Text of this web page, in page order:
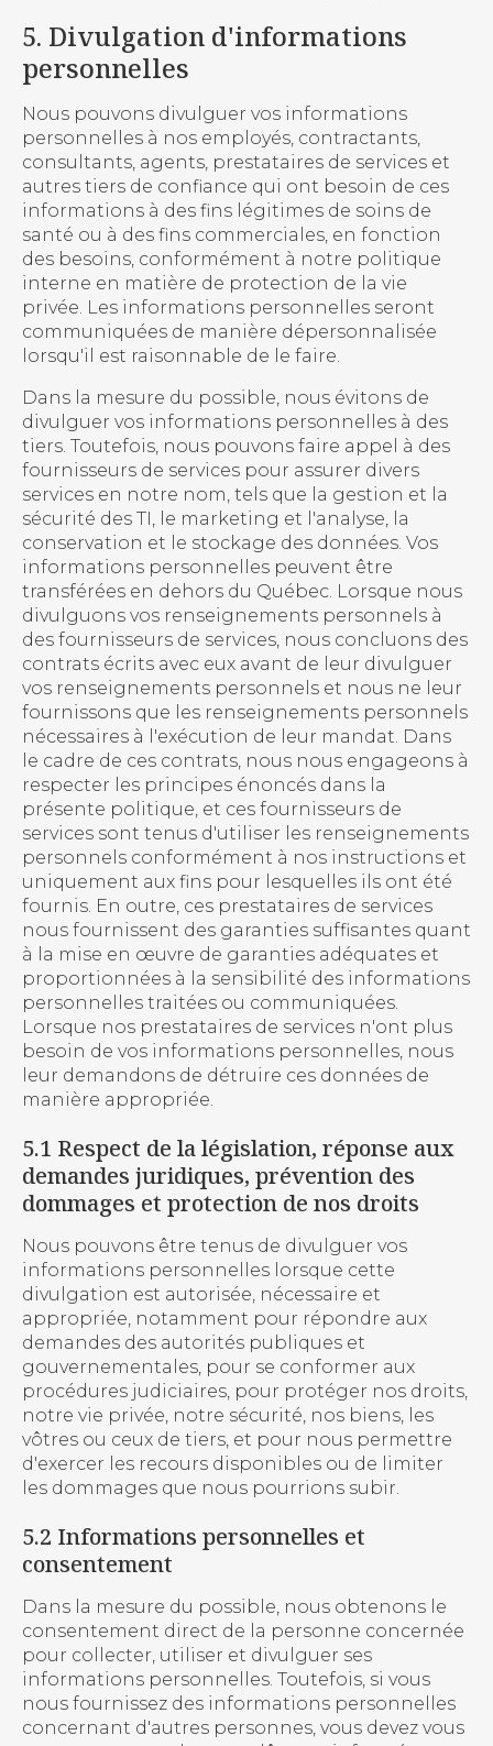
5. Divulgation d'informations
personnelles
Nous pouvons divulguer vos informations
personnelles à nos employés, contractants,
consultants, agents, prestataires de services et
autres tiers de confiance qui ont besoin de ces
informations à des fins légitimes de soins de
santé ou à des fins commerciales, en fonction
des besoins, conformément à notre politique
interne en matière de protection de la vie
privée. Les informations personnelles seront
communiquées de manière dépersonnalisée
lorsqu'il est raisonnable de le faire.
Dans la mesure du possible, nous évitons de
divulguer vos informations personnelles à des
tiers. Toutefois, nous pouvons faire appel à des
fournisseurs de services pour assurer divers
services en notre nom, tels que la gestion et la
sécurité des TI, le marketing et l'analyse, la
conservation et le stockage des données. Vos
informations personnelles peuvent être
transférées en dehors du Québec. Lorsque nous
divulguons vos renseignements personnels à
des fournisseurs de services, nous concluons des
contrats écrits avec eux avant de leur divulguer
vos renseignements personnels et nous ne leur
fournissons que les renseignements personnels
nécessaires à l'exécution de leur mandat. Dans
le cadre de ces contrats, nous nous engageons à
respecter les principes énoncés dans la
présente politique, et ces fournisseurs de
services sont tenus d'utiliser les renseignements
personnels conformément à nos instructions et
uniquement aux fins pour lesquelles ils ont été
fournis. En outre, ces prestataires de services
nous fournissent des garanties suffisantes quant
à la mise en œuvre de garanties adéquates et
proportionnées à la sensibilité des informations
personnelles traitées ou communiquées.
Lorsque nos prestataires de services n'ont plus
besoin de vos informations personnelles, nous
leur demandons de détruire ces données de
manière appropriée.
5.1 Respect de la législation, réponse aux
demandes juridiques, prévention des
dommages et protection de nos droits
Nous pouvons être tenus de divulguer vos
informations personnelles lorsque cette
divulgation est autorisée, nécessaire et
appropriée, notamment pour répondre aux
demandes des autorités publiques et
gouvernementales, pour se conformer aux
procédures judiciaires, pour protéger nos droits,
notre vie privée, notre sécurité, nos biens, les
vôtres ou ceux de tiers, et pour nous permettre
d'exercer les recours disponibles ou de limiter
les dommages que nous pourrions subir.
5.2 Informations personnelles et
consentement
Dans la mesure du possible, nous obtenons le
consentement direct de la personne concernée
pour collecter, utiliser et divulguer ses
informations personnelles. Toutefois, si vous
nous fournissez des informations personnelles
concernant d'autres personnes, vous devez vous